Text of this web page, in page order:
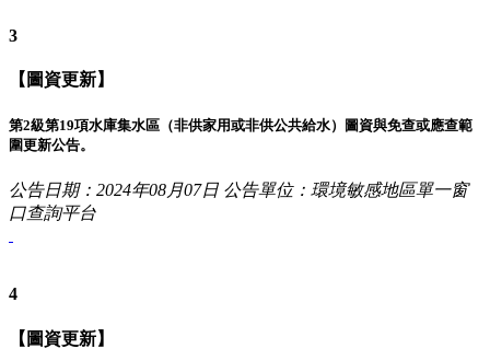
3
【圖資更新】
第2級第19項水庫集水區（非供家用或非供公共給水）圖資與免查或應查範
圍更新公告。
公告日期：2024年08月07日 公告單位：環境敏感地區單一窗
口查詢平台
4
【圖資更新】